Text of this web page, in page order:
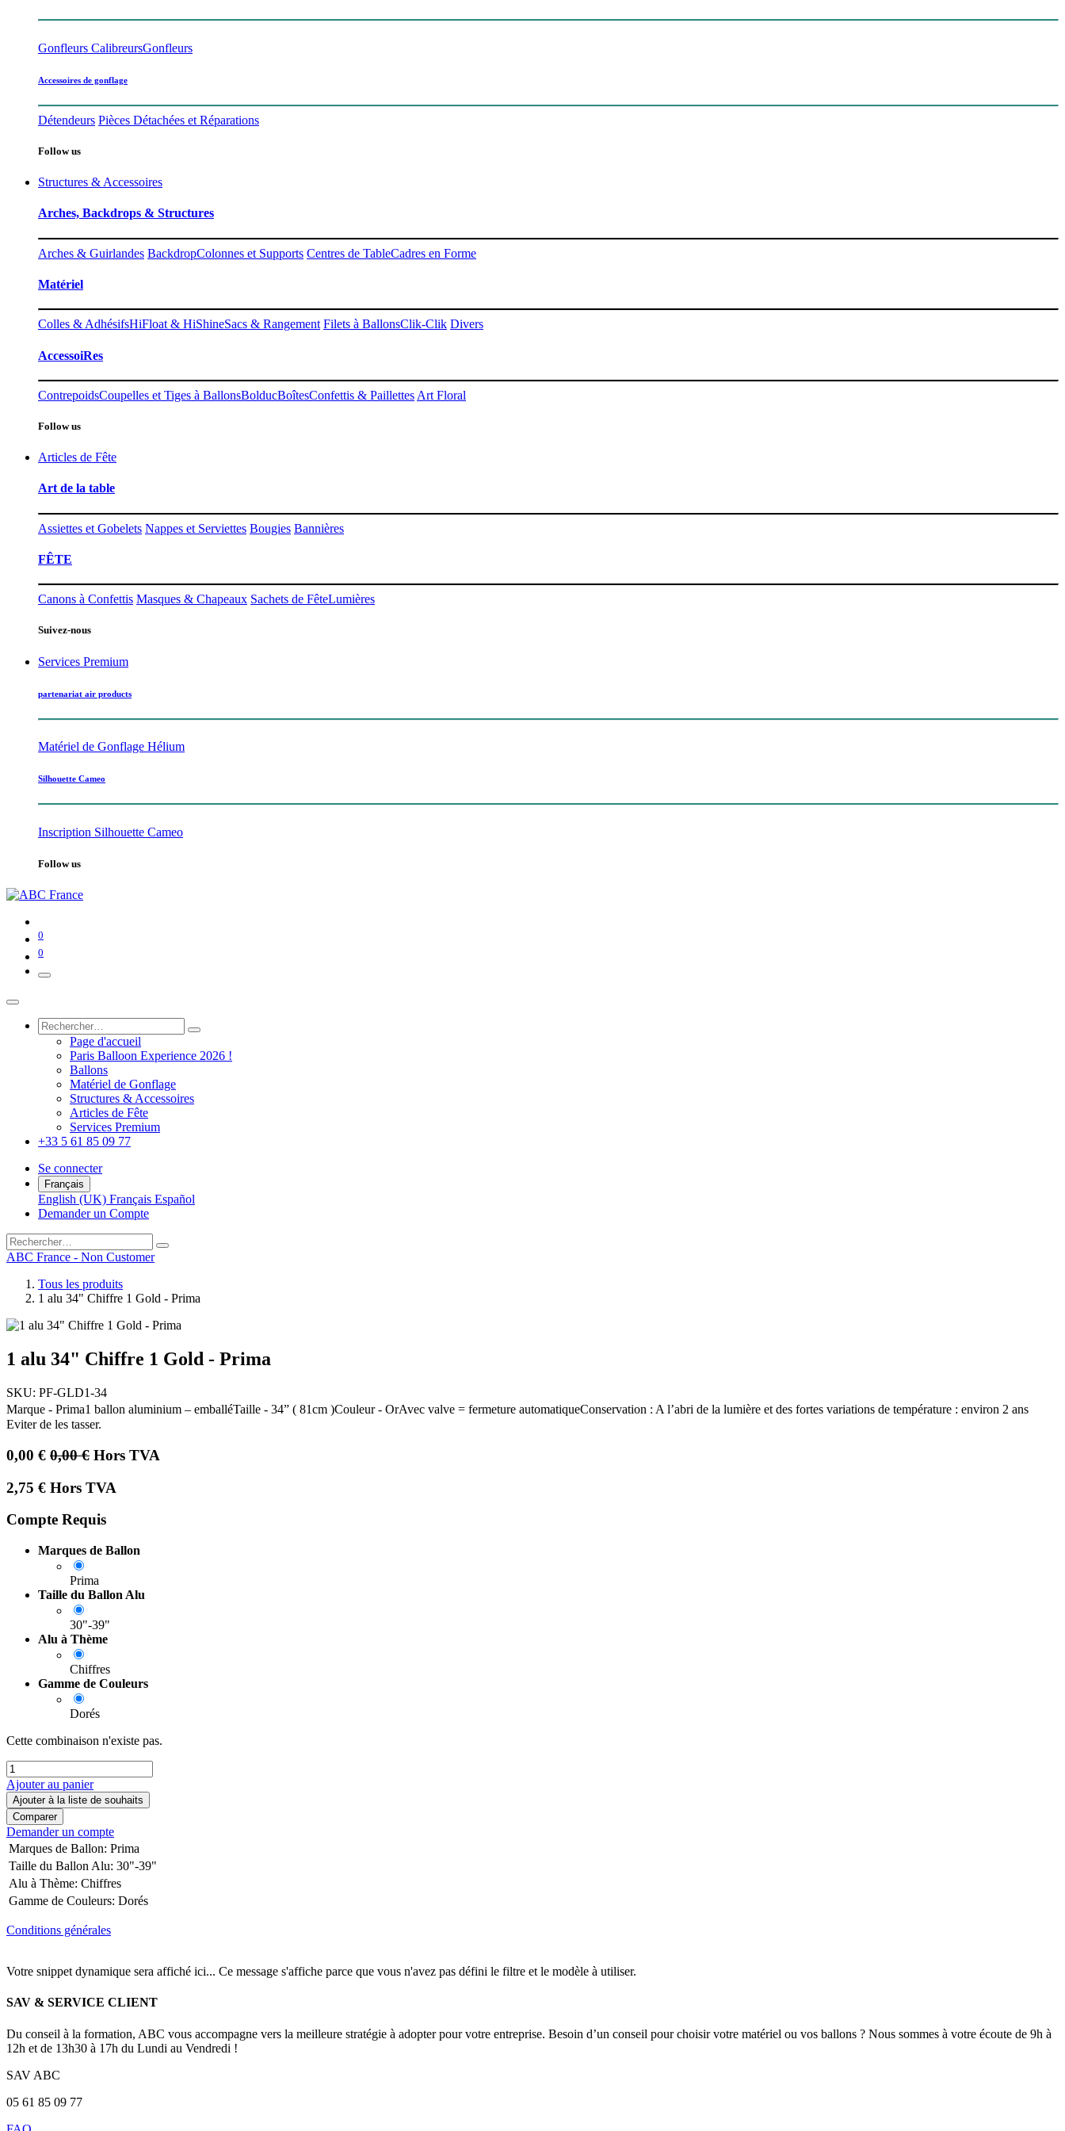
Gonfleurs CalibreursGonfleurs
Accessoires de gonflage
Détendeurs Pièces Détachées et Réparations
Follow us
Structures & Accessoires
Arches, Backdrops & Structures
Arches & Guirlandes BackdropColonnes et Supports Centres de TableCadres en Forme
Matériel
Colles & AdhésifsHiFloat & HiShineSacs & Rangement Filets à BallonsClik-Clik Divers
AccessoiRes
ContrepoidsCoupelles et Tiges à BallonsBolducBoîtesConfettis & Paillettes Art Floral
Follow us
Articles de Fête
Art de la table
Assiettes et Gobelets Nappes et Serviettes Bougies Bannières
FÊTE
Canons à Confettis Masques & Chapeaux Sachets de FêteLumières
Suivez-nous
Services Premium
partenariat air products
Matériel de Gonflage Hélium
Silhouette Cameo
Inscription Silhouette Cameo
Follow us
0
0
Page d'accueil
Paris Balloon Experience 2026 !
Ballons
Matériel de Gonflage
Structures & Accessoires
Articles de Fête
Services Premium
+33 5 61 85 09 77
Se connecter
Français
English (UK) Français Español
Demander un Compte
ABC France - Non Customer
Tous les produits
1 alu 34" Chiffre 1 Gold - Prima
1 alu 34" Chiffre 1 Gold - Prima
SKU: PF-GLD1-34
Marque - Prima1 ballon aluminium – emballéTaille - 34” ( 81cm )Couleur - OrAvec valve = fermeture automatiqueConservation : A l’abri de la lumière et des fortes variations de température : environ 2 ans
Eviter de les tasser.
0,00 € 0,00€ Hors TVA
2,75 € Hors TVA
Compte Requis
Marques de Ballon
Prima
Taille du Ballon Alu
30"-39"
Alu à Thème
Chiffres
Gamme de Couleurs
Dorés
Cette combinaison n'existe pas.
Ajouter au panier
Ajouter à la liste de souhaits
Comparer
Demander un compte
Marques de Ballon: Prima
Taille du Ballon Alu: 30"-39"
Alu à Thème: Chiffres
Gamme de Couleurs: Dorés
Conditions générales
Votre snippet dynamique sera affiché ici... Ce message s'affiche parce que vous n'avez pas défini le filtre et le modèle à utiliser.
SAV & SERVICE CLIENT
Du conseil à la formation, ABC vous accompagne vers la meilleure stratégie à adopter pour votre entreprise. Besoin d’un conseil pour choisir votre matériel ou vos ballons ? Nous sommes à votre écoute de 9h à
12h et de 13h30 à 17h du Lundi au Vendredi !
SAV ABC
05 61 85 09 77